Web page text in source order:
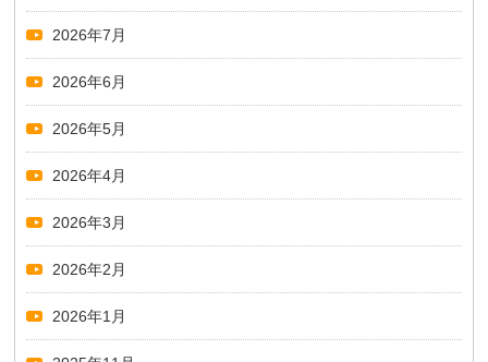
2026年7月
2026年6月
2026年5月
2026年4月
2026年3月
2026年2月
2026年1月